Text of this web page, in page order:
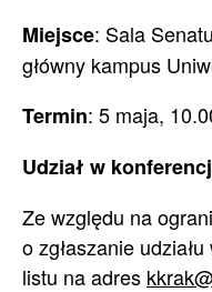
Miejsce: Sala
główny kampus
Termin: 5 maja,
Udział w
Ze względu na
o zgłaszanie
listu na adres